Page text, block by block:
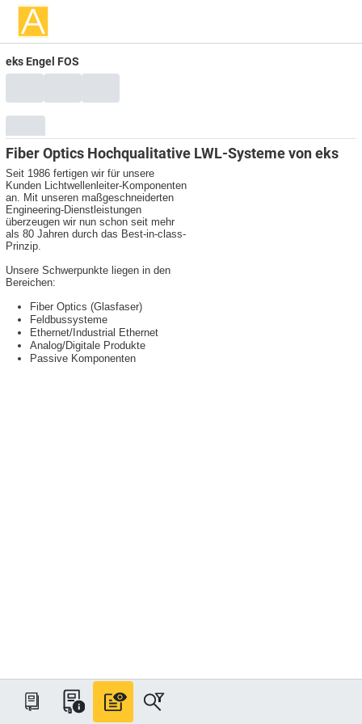
eks Engel FOS
Fiber Optics Hochqualitative LWL-Systeme von eks
Seit 1986 fertigen wir für unsere
Kunden Lichtwellenleiter-Komponenten
an. Mit unseren maßgeschneiderten
Engineering-Dienstleistungen
überzeugen wir nun schon seit mehr
als 80 Jahren durch das Best-in-class-
Prinzip.
Unsere Schwerpunkte liegen in den
Bereichen:
Fiber Optics (Glasfaser)
Feldbussysteme
Ethernet/Industrial Ethernet
Analog/Digitale Produkte
Passive Komponenten